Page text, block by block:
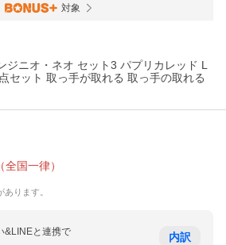
対象
ジニオ・ネオ セット3 パプリカレッド L
セット 取っ手が取れる 取っ手の取れる
（全国一律）
ります。
&LINEと連携で 内訳